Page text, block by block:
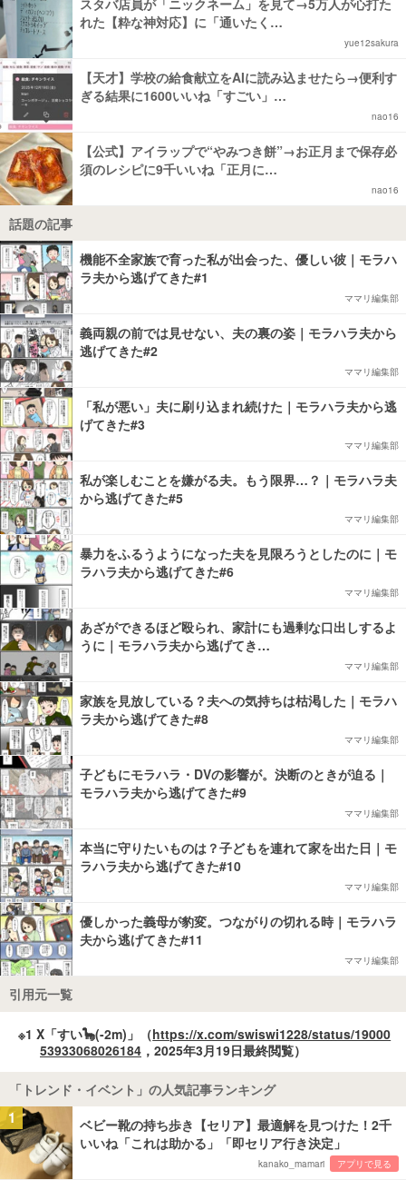
スタバ店員が「ニックネーム」を見て→5万人が心打た
れた【粋な神対応】に「通いたく…
yue12sakura
【天才】学校の給食献立をAIに読み込ませたら→便利す
ぎる結果に1600いいね「すごい」…
nao16
【公式】アイラップで“やみつき餅”→お正月まで保存必
須のレシピに9千いいね「正月に…
nao16
話題の記事
機能不全家族で育った私が出会った、優しい彼｜モラハ
ラ夫から逃げてきた#1
ママリ編集部
義両親の前では見せない、夫の裏の姿｜モラハラ夫から
逃げてきた#2
ママリ編集部
「私が悪い」夫に刷り込まれ続けた｜モラハラ夫から逃
げてきた#3
ママリ編集部
私が楽しむことを嫌がる夫。もう限界…？｜モラハラ夫
から逃げてきた#5
ママリ編集部
暴力をふるうようになった夫を見限ろうとしたのに｜モ
ラハラ夫から逃げてきた#6
ママリ編集部
あざができるほど殴られ、家計にも過剰な口出しするよ
うに｜モラハラ夫から逃げてき…
ママリ編集部
家族を見放している？夫への気持ちは枯渇した｜モラハ
ラ夫から逃げてきた#8
ママリ編集部
子どもにモラハラ・DVの影響が。決断のときが迫る｜
モラハラ夫から逃げてきた#9
ママリ編集部
本当に守りたいものは？子どもを連れて家を出た日｜モ
ラハラ夫から逃げてきた#10
ママリ編集部
優しかった義母が豹変。つながりの切れる時｜モラハラ
夫から逃げてきた#11
ママリ編集部
引用元一覧
※1 X「すい🦕(-2m)」（https://x.com/swiswi1228/status/19000
53933068026184 ，2025年3月19日最終閲覧）
「トレンド・イベント」の人気記事ランキング
1
ベビー靴の持ち歩き【セリア】最適解を見つけた！2千
いいね「これは助かる」「即セリア行き決定」
kanako_mamari アプリで見る